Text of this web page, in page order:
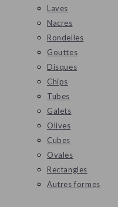
Laves
Nacres
Rondelles
Gouttes
Disques
Chips
Tubes
Galets
Olives
Cubes
Ovales
Rectangles
Autres formes